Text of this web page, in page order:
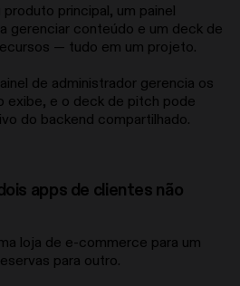
principal, um painel
gerenciar conteúdo e um deck de
— tudo em um projeto.
de administrador gerencia os
exibe, e o deck de pitch pode
do backend compartilhado.
apps de clientes não
loja de e-commerce para um
para outro.